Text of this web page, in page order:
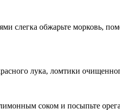
слегка обжарьте морковь,
лука, ломтики
соком и посыпьте